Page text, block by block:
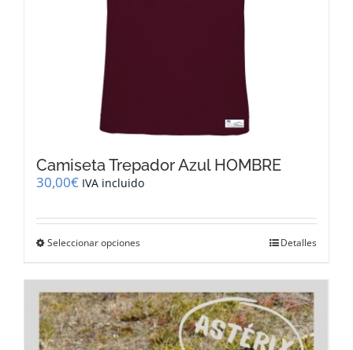
Camiseta Trepador Azul HOMBRE
30,00€ IVA incluido
Seleccionar opciones
múltiples
variantes.
Las
opciones
Detalles